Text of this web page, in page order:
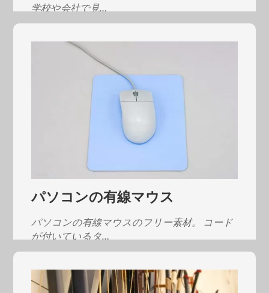
学校や会社で見…
パソコンの有線マウス
パソコンの有線マウスのフリー素材。 コード
が付いているタ…